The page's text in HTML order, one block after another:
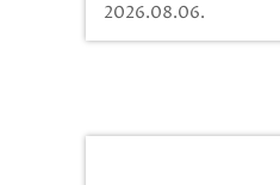
2026.08.06.